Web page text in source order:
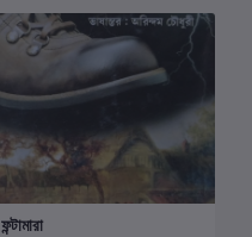
ফন্টামারা